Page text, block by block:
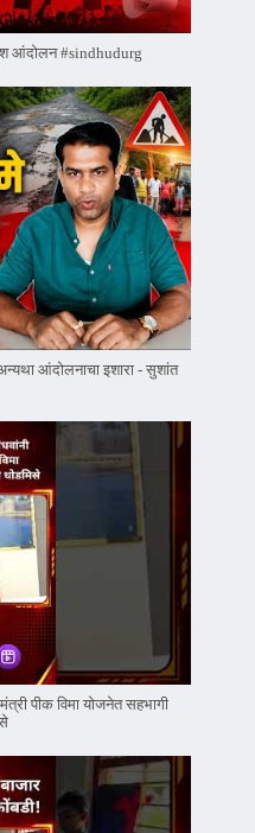
आंदोलन #sindhudurg
आंदोलनाचा इशारा - सुशांत
पीक विमा योजनेत सहभागी